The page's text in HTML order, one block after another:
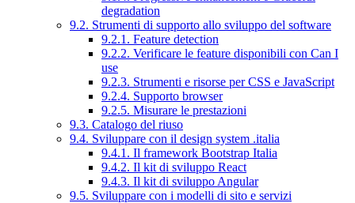
degradation
9.2. Strumenti di supporto allo sviluppo del software
9.2.1. Feature detection
9.2.2. Verificare le feature disponibili con Can I
use
9.2.3. Strumenti e risorse per CSS e JavaScript
9.2.4. Supporto browser
9.2.5. Misurare le prestazioni
9.3. Catalogo del riuso
9.4. Sviluppare con il design system .italia
9.4.1. Il framework Bootstrap Italia
9.4.2. Il kit di sviluppo React
9.4.3. Il kit di sviluppo Angular
9.5. Sviluppare con i modelli di sito e servizi